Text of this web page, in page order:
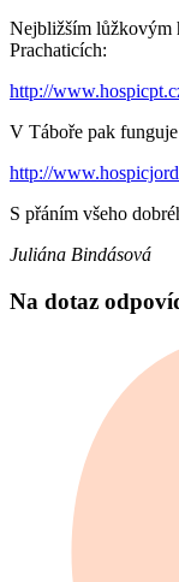
Nejbližším lůžkovým
Prachaticích:
http://
V Táboře pak
http://
S přáním všeho
Juliána Bindásová
Na dotaz